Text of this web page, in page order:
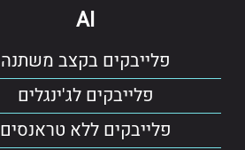
AI
פלייבקים בקצב משתנה
פלייבקים לג'ינגלים
פלייבקים ללא טראנסים